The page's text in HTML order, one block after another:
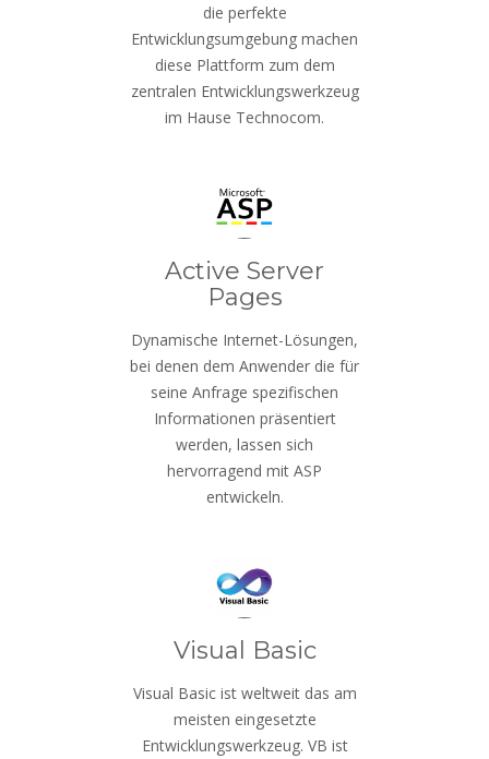
die perfekte
Entwicklungsumgebung machen
diese Plattform zum dem
zentralen Entwicklungswerkzeug
im Hause Technocom.
Active Server
Pages
Dynamische Internet-Lösungen,
bei denen dem Anwender die für
seine Anfrage spezifischen
Informationen präsentiert
werden, lassen sich
hervorragend mit ASP
entwickeln.
Visual Basic
Visual Basic ist weltweit das am
meisten eingesetzte
Entwicklungswerkzeug. VB ist